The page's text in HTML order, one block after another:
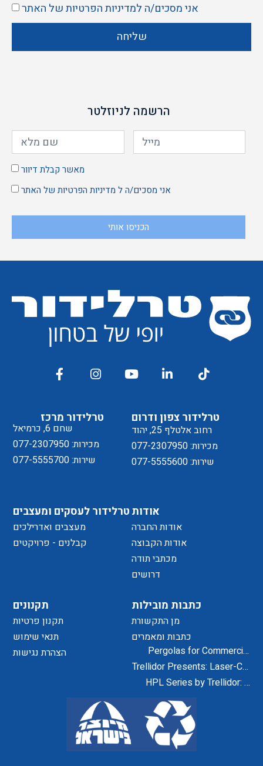
אני מסכים/ה למדיניות הפרטיותשל האתר
שליחה
הרשמה לניוזלטר
מאשר קבלת דיוור
אני מסכים/ה ל מדיניות הפרטיות של האתר
הכניסו אותי
טרלידור מרכז
שחם 6, כרמיאל
מכירות: 077-2307950
שירות: 077-5555700
תקנונים
תקנון פרטיות
תנאי שימוש
הצהרת נגישות
כתבות מובילות
מן התקשורת
כתבות ומאמרים
Pergolas for Commercial
Centers and Residential
Projects
Trellidor Presents: Laser-Cut
Designs for Home Exteriors
and Interiors
HPL Series by Trellidor: A
טרלידור צפון ודרום
רחוב אלטלף 25, יהוד
מכירות: 077-2307950
שירות: 077-5555600
אודות
אודות החברה
אודות הקבוצה
מכתבי תודה
דרושים
טרלידור לעסקים ומעצבים
מעצבים ואדרילכים
קבלנים - פרויקטים